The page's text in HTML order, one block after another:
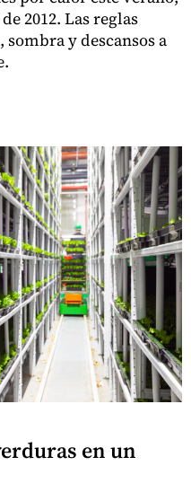
2012. Las reglas
y descansos a
en un